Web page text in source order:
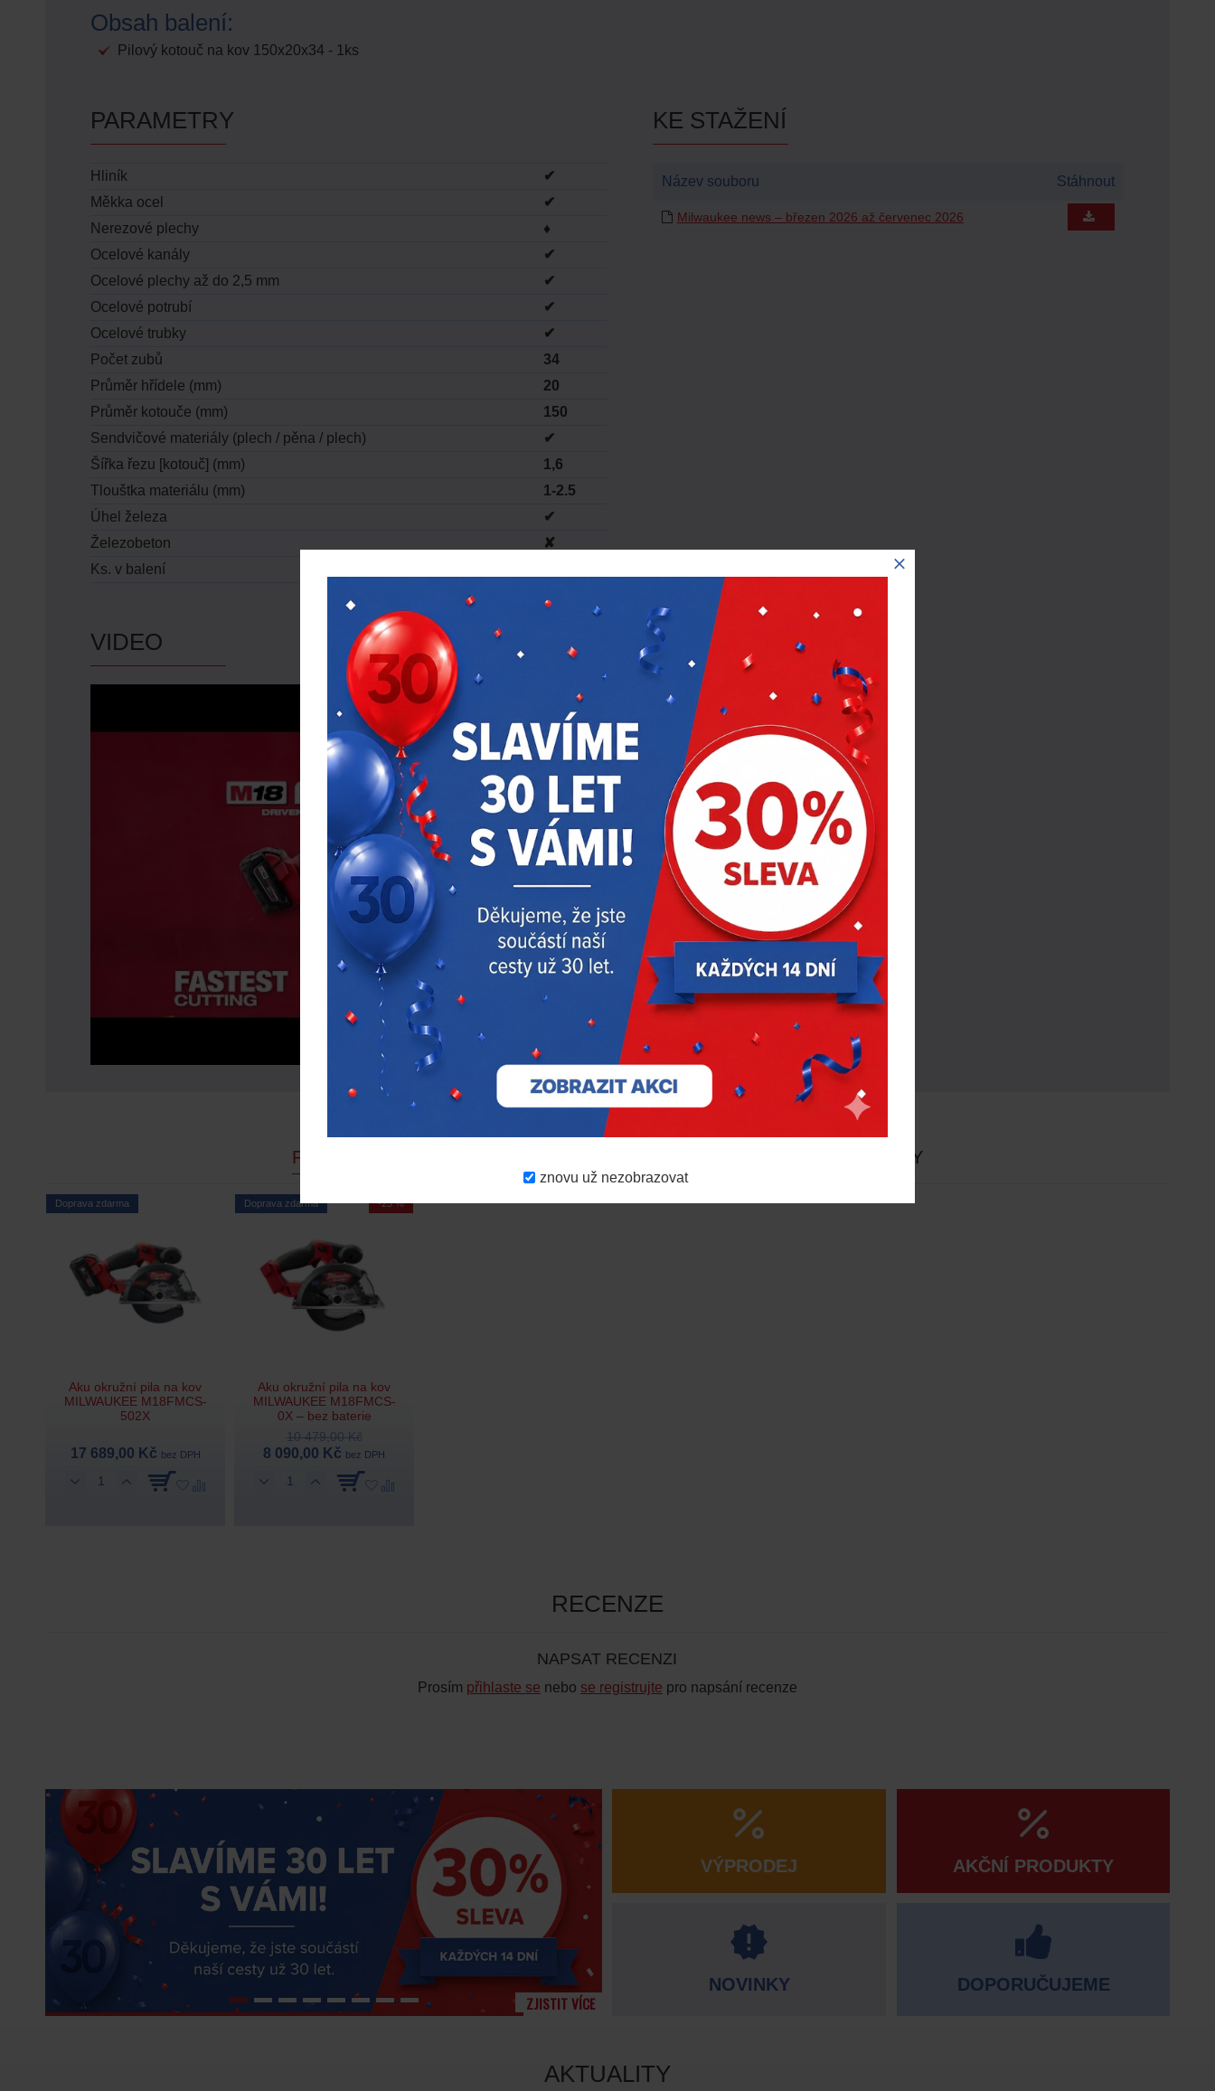
znovu už nezobrazovat
Obsah balení:
Pilový kotouč na kov 150x20x34 - 1ks
PARAMETRY
Hliník
✔
Měkka ocel
✔
Nerezové plechy
♦
Ocelové kanály
✔
Ocelové plechy až do 2,5 mm
✔
Ocelové potrubí
✔
Ocelové trubky
✔
Počet zubů
34
Průměr hřídele (mm)
20
Průměr kotouče (mm)
150
Sendvičové materiály (plech / pěna / plech)
✔
Šířka řezu [kotouč] (mm)
1,6
Tlouštka materiálu (mm)
1-2.5
Úhel železa
✔
Železobeton
✘
Ks. v balení
KE STAŽENÍ
Název souboru Stáhnout
Milwaukee news – březen 2026 až červenec 2026
VIDEO
PODOBNÉ PRODUKTY NOVINKY
Doprava zdarma
Aku okružní pila na kov
MILWAUKEE M18FMCS-
502X
17 689,00 Kč bez DPH
Doprava zdarma -23 %
Aku okružní pila na kov
MILWAUKEE M18FMCS-
0X – bez baterie
10 479,00 Kč
8 090,00 Kč bez DPH
RECENZE
NAPSAT RECENZI
Prosím přihlaste se nebo se registrujte pro napsání recenze
ZJISTIT VÍCE
VÝPRODEJ
NOVINKY
AKČNÍ PRODUKTY
DOPORUČUJEME
AKTUALITY